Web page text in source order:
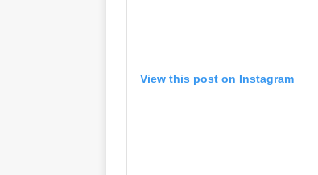
View this post on Instagram